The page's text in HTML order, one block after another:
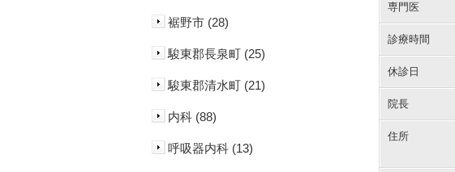
専門医
診療時間
休診日
院長
住所
裾野市 (28)
駿東郡長泉町 (25)
駿東郡清水町 (21)
内科 (88)
呼吸器内科 (13)